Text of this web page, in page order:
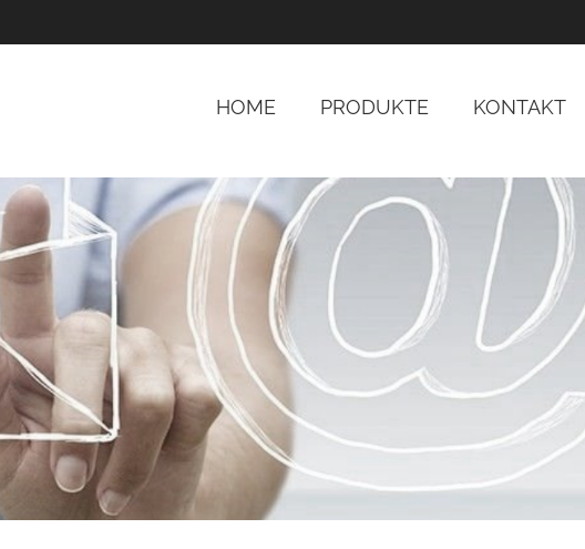
HOME PRODUKTE KONTAKT